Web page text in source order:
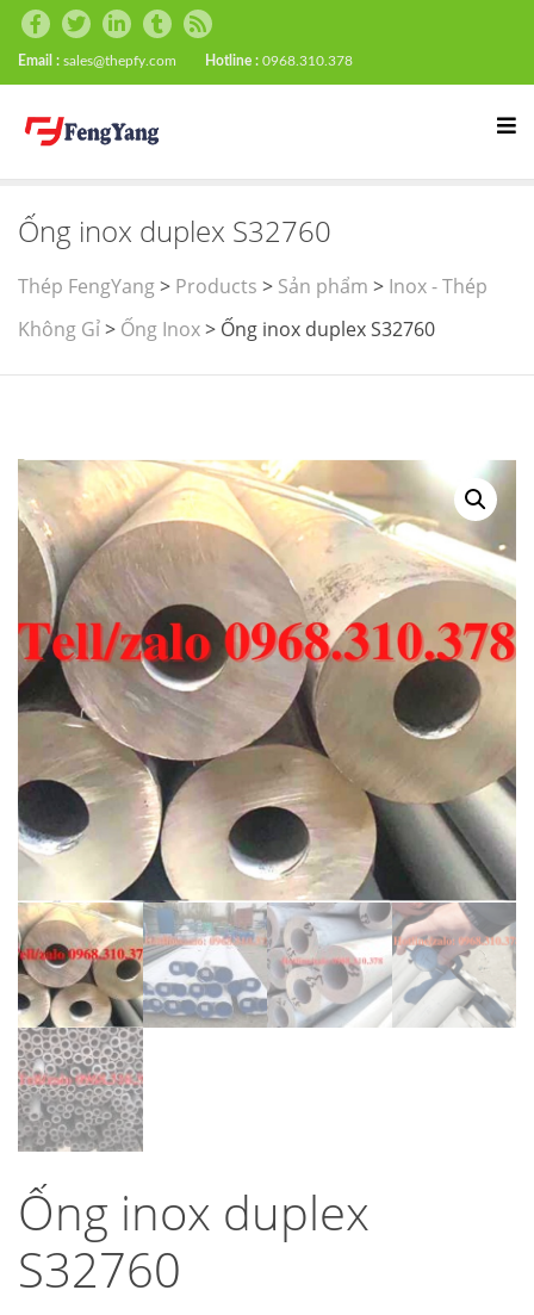
Email : sales@thepfy.com Hotline : 0968.310.378
Ống inox duplex S32760
Thép FengYang> Products > Sản phẩm > Inox - Thép
Không Gỉ> Ống Inox> Ống inox duplex S32760
Ống inox duplex
S32760